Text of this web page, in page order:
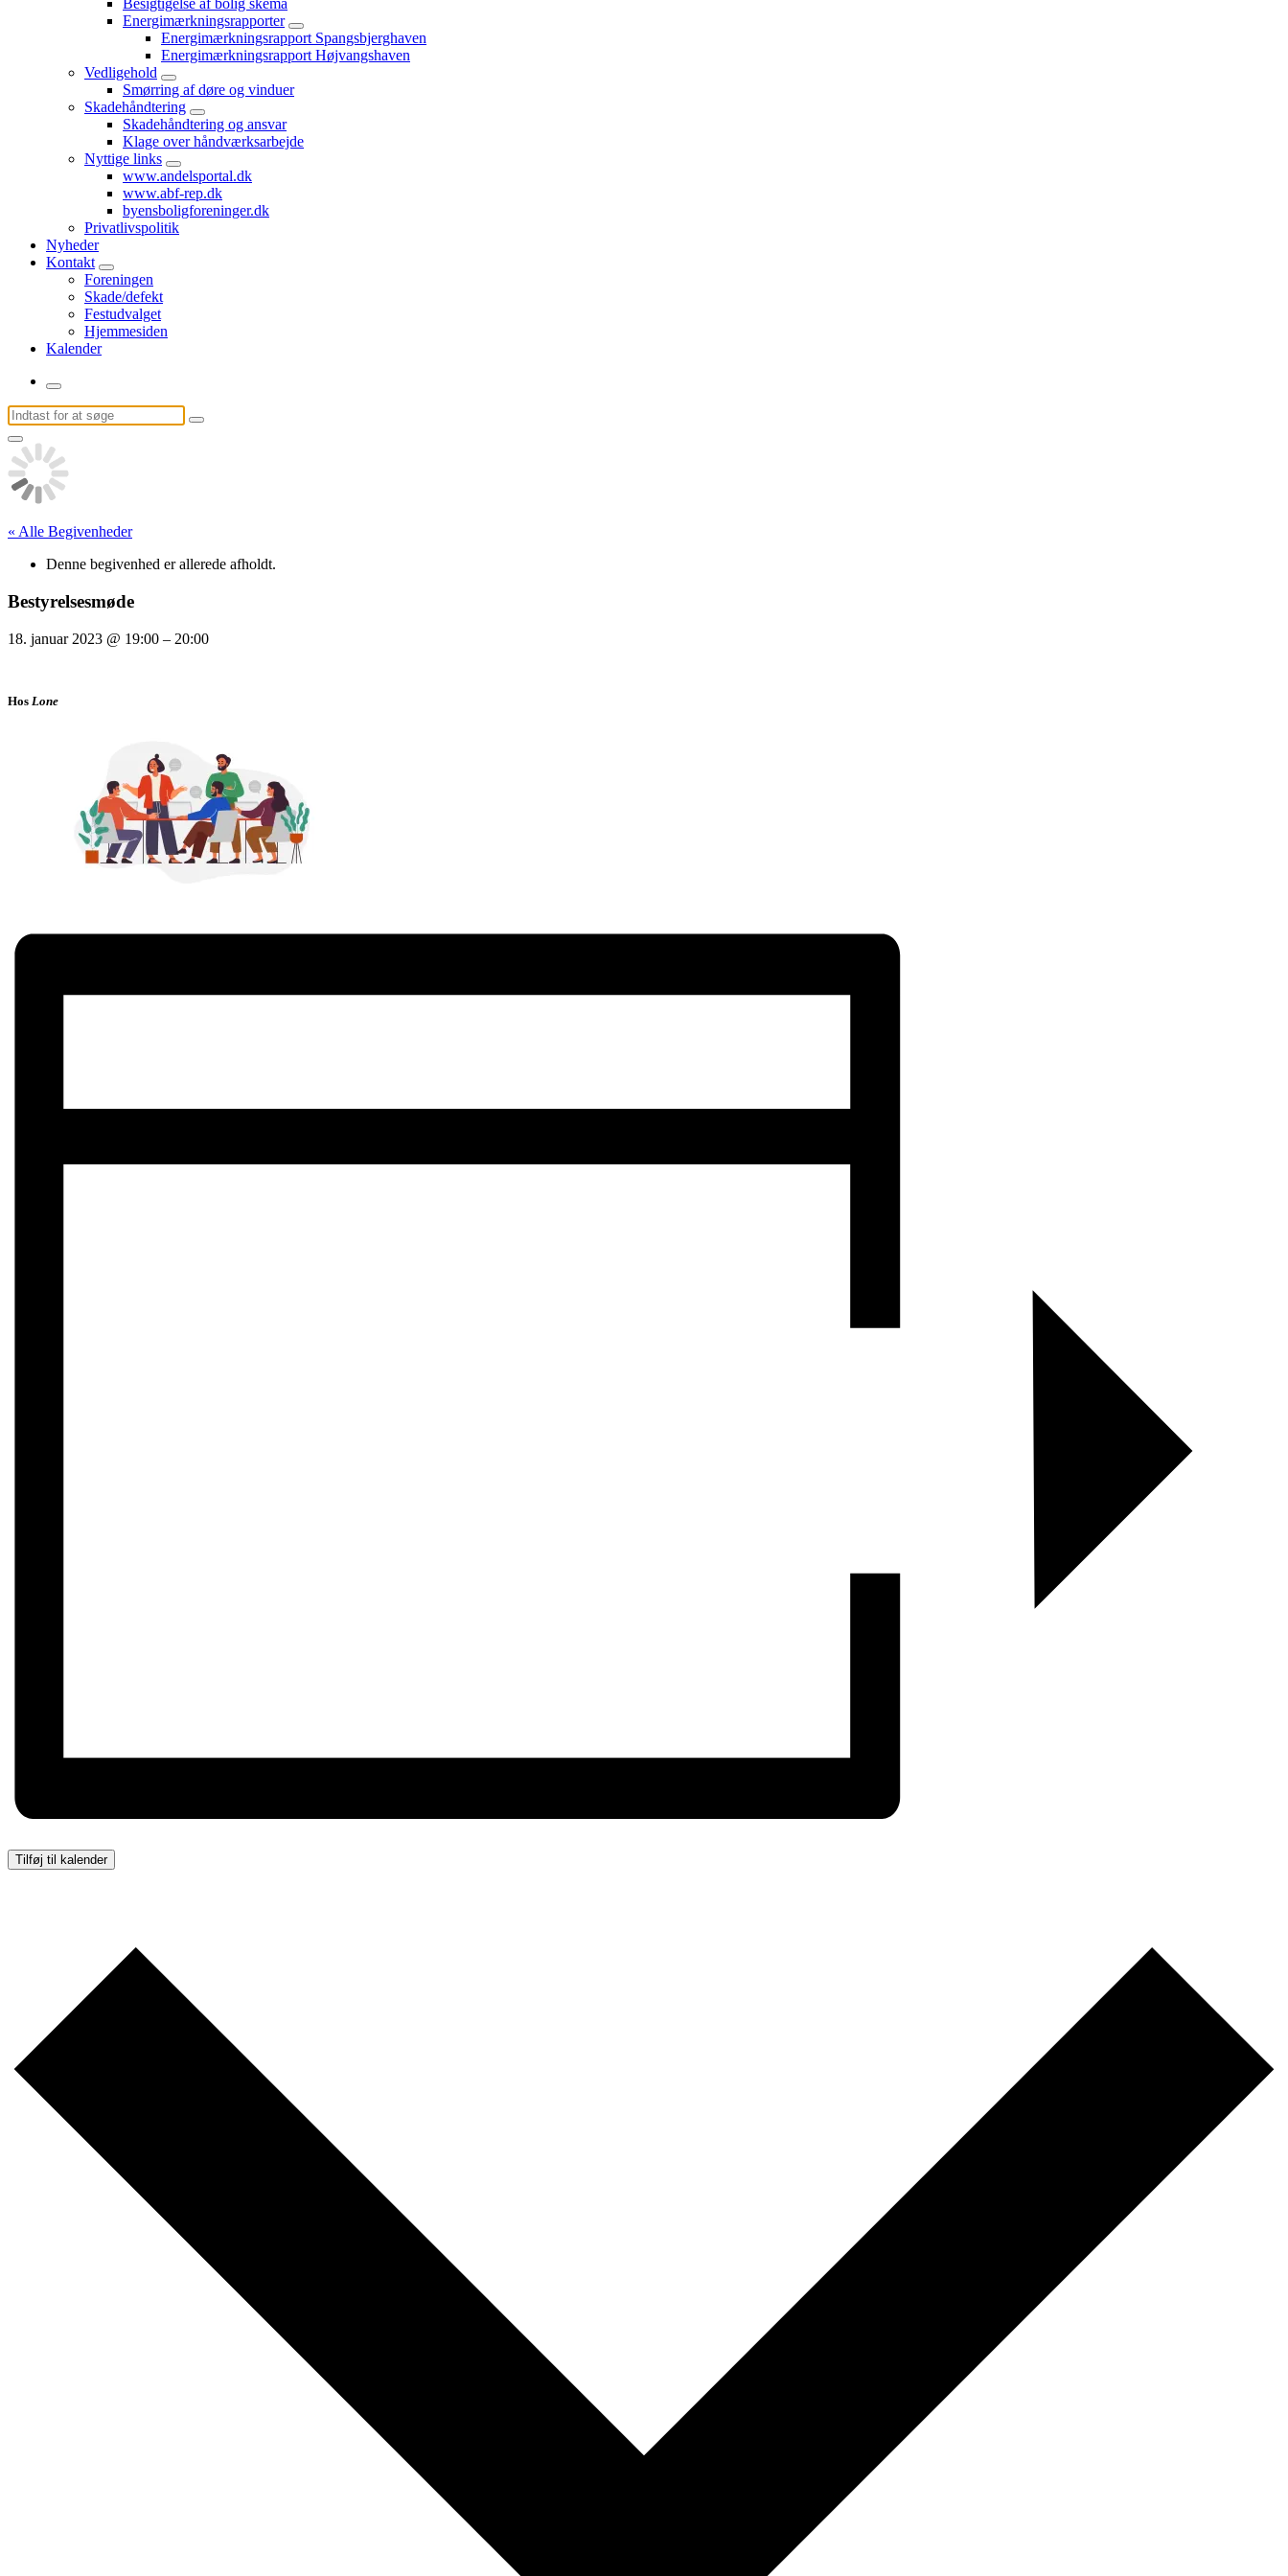
Besigtigelse af bolig skema
Energimærkningsrapporter
Energimærkningsrapport Spangsbjerghaven
Energimærkningsrapport Højvangshaven
Vedligehold
Smørring af døre og vinduer
Skadehåndtering
Skadehåndtering og ansvar
Klage over håndværksarbejde
Nyttige links
www.andelsportal.dk
www.abf-rep.dk
byensboligforeninger.dk
Privatlivspolitik
Nyheder
Kontakt
Foreningen
Skade/defekt
Festudvalget
Hjemmesiden
Kalender
Søg
efter:
« Alle Begivenheder
Denne begivenhed er allerede afholdt.
Bestyrelsesmøde
18. januar 2023 @ 19:00 – 20:00
Hos Lone
Tilføj til kalender